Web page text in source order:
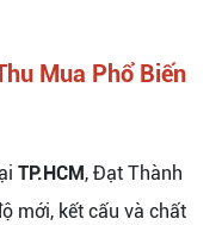
Mua Phổ Biến
TP.HCM, Đạt Thành
mới, kết cấu và chất